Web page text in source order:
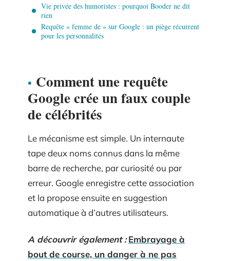
Vie privée des humoristes : pourquoi Booder ne dit
rien
Requête « femme de » sur Google : un piège récurrent
pour les personnalités
Comment une requête
Google crée un faux couple
de célébrités
Le mécanisme est simple. Un internaute
tape deux noms connus dans la même
barre de recherche, par curiosité ou par
erreur. Google enregistre cette association
et la propose ensuite en suggestion
automatique à d’autres utilisateurs.
A découvrir également : Embrayage à
bout de course, un danger à ne pas